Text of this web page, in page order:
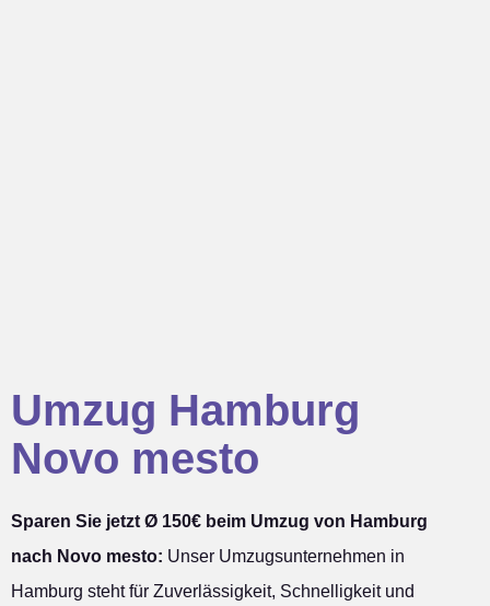
Umzug Hamburg
Novo mesto
Sparen Sie jetzt Ø 150€ beim Umzug von Hamburg
nach Novo mesto: Unser Umzugsunternehmen in
Hamburg steht für Zuverlässigkeit, Schnelligkeit und